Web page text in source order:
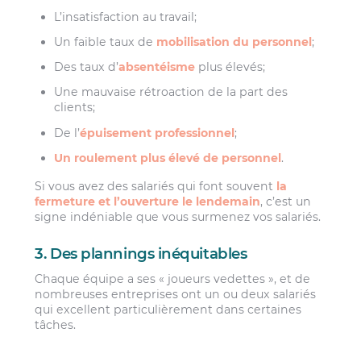
L’insatisfaction au travail;
Un faible taux de mobilisation du personnel;
Des taux d’absentéisme plus élevés;
Une mauvaise rétroaction de la part des
clients;
De l’épuisement professionnel;
Un roulement plus élevé de personnel.
Si vous avez des salariés qui font souvent la
fermeture et l’ouverture le lendemain, c’est un
signe indéniable que vous surmenez vos salariés.
3. Des plannings inéquitables
Chaque équipe a ses « joueurs vedettes », et de
nombreuses entreprises ont un ou deux salariés
qui excellent particulièrement dans certaines
tâches.